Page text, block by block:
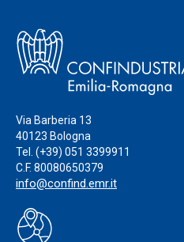
Via Barberia 13
40123 Bologna
Tel. (+39) 051 3399911
C.F. 80080650379
info@confind.emr.it